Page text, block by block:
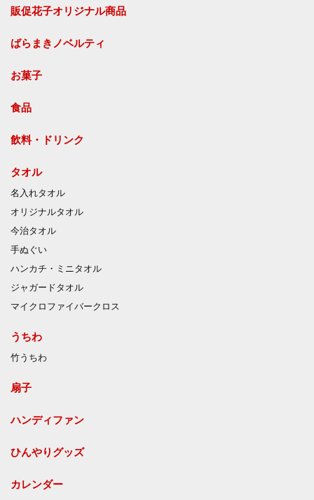
販促花子オリジナル商品
ばらまきノベルティ
お菓子
食品
飲料・ドリンク
タオル
名入れタオル
オリジナルタオル
今治タオル
手ぬぐい
ハンカチ・ミニタオル
ジャガードタオル
マイクロファイバークロス
うちわ
竹うちわ
扇子
ハンディファン
ひんやりグッズ
カレンダー